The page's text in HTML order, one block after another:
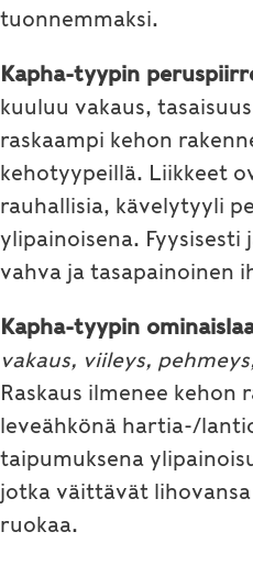
tuonnemmaksi.
Kapha-tyypin
kuuluu vakaus,
raskaampi kehon
kehotyypeillä. Liikkeet
rauhallisia, kävelytyyli
ylipainoisena. Fyysisesti
vahva ja tasapainoinen
Kapha-tyypin
vakaus, viileys,
Raskaus ilmenee kehon
leveähkönä hartia-/
taipumuksena
jotka väittävät
ruokaa.